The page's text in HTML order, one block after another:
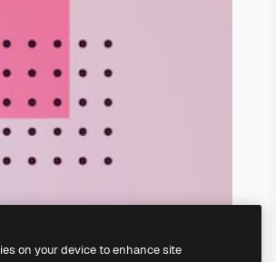
on your device to enhance site